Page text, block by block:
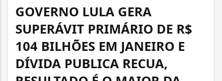
GOVERNO LULA GERA
SUPERÁVIT PRIMÁRIO DE R$
104 BILHÕES EM JANEIRO E
DÍVIDA PUBLICA RECUA,